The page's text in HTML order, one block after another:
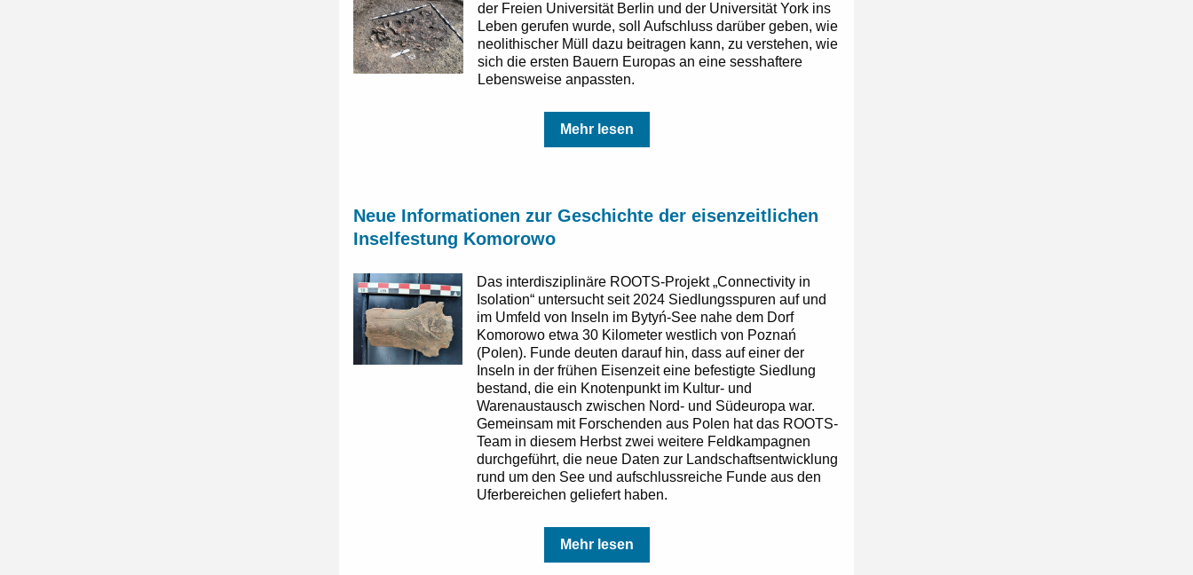
der Freien Universität Berlin und der Universität York ins
Leben gerufen wurde, soll Aufschluss darüber geben, wie
neolithischer Müll dazu beitragen kann, zu verstehen, wie
sich die ersten Bauern Europas an eine sesshaftere
Lebensweise anpassten.
Mehr lesen
Neue Informationen zur Geschichte der eisenzeitlichen
Inselfestung Komorowo
Das interdisziplinäre ROOTS-Projekt „Connectivity in
Isolation“ untersucht seit 2024 Siedlungsspuren auf und
im Umfeld von Inseln im Bytyń-See nahe dem Dorf
Komorowo etwa 30 Kilometer westlich von Poznań
(Polen). Funde deuten darauf hin, dass auf einer der
Inseln in der frühen Eisenzeit eine befestigte Siedlung
bestand, die ein Knotenpunkt im Kultur- und
Warenaustausch zwischen Nord- und Südeuropa war.
Gemeinsam mit Forschenden aus Polen hat das ROOTS-
Team in diesem Herbst zwei weitere Feldkampagnen
durchgeführt, die neue Daten zur Landschaftsentwicklung
rund um den See und aufschlussreiche Funde aus den
Uferbereichen geliefert haben.
Mehr lesen